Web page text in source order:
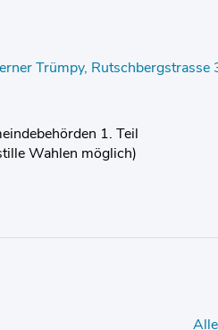
Trümpy,
1. Teil
Wahlen möglich)